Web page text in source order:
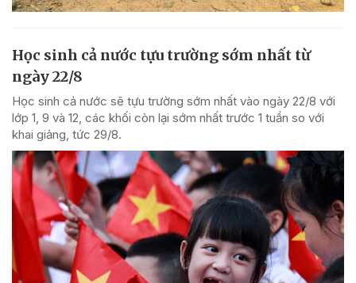
Học sinh cả nước tựu trường sớm nhất từ
ngày 22/8
Học sinh cả nước sẽ tựu trường sớm nhất vào ngày 22/8 với
lớp 1, 9 và 12, các khối còn lại sớm nhất trước 1 tuần so với
khai giảng, tức 29/8.